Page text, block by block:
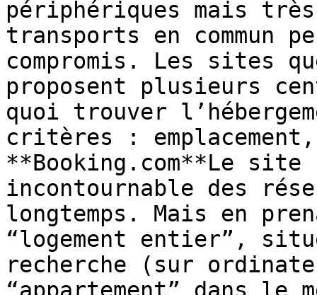
périphériques mais
transports en commun
compromis. Les sites
proposent plusieurs
quoi trouver
critères :
**Booking.com**Le site
incontournable des
longtemps. Mais en
“logement entier”,
recherche (sur